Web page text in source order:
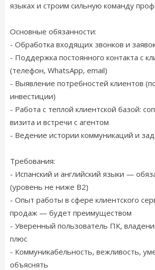
языках и строим сильную команду
Основные обязанности:
- Обработка входящих звонков и
- Поддержка постоянного контакта с
(телефон, WhatsApp, email)
- Выявление потребностей клиентов
инвестиции)
- Работа с теплой клиентской базой:
визита и встречи с агентом
- Ведение истории коммуникаций и
Требования:
- Испанский и английский языки —
(уровень не ниже B2)
- Опыт работы в сфере клиентского
продаж — будет преимуществом
- Уверенный пользователь ПК,
плюс
- Коммуникабельность, вежливость,
объяснять